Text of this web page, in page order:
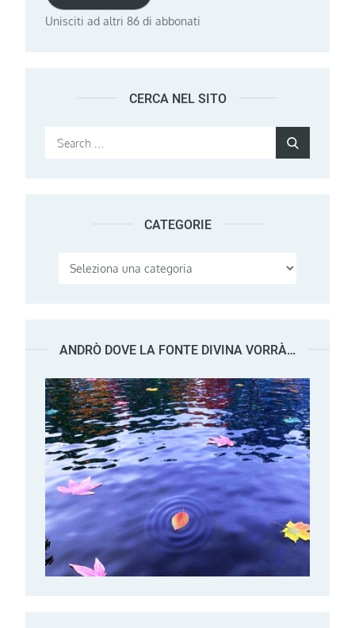
Unisciti ad altri 86 di abbonati
CERCA NEL SITO
Search
CATEGORIE
Categorie
ANDRÒ DOVE LA FONTE DIVINA VORRÀ…